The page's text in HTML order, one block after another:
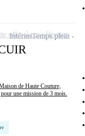
de Haute Couture,
une mission de 3 mois.
IntérimTemps plein
offre à ma sélection